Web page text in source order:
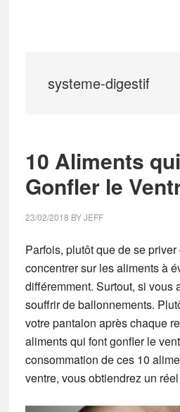
systeme-digestif
10 Aliments
Gonfler le
23/02/2018 BYJEFF
Parfois, plutôt que de se
concentrer sur les aliments à
différemment. Surtout, si vous
souffrir de ballonnements.
votre pantalon après chaque
aliments qui font gonfler le
consommation de ces 10
ventre, vous obtiendrez un